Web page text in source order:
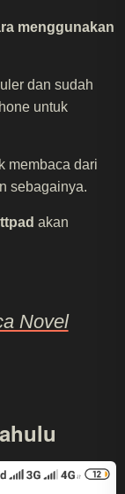
menggunakan
dan sudah
untuk
membaca dari
sebagainya.
akan
Novel